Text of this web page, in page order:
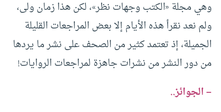
وهي مجلة «الكتب وجهات نظر»، لكن هذا زمان ولى،
ولم نعد نقرأ هذه الأيام إلا بعض المراجعات القليلة
الجميلة، إذ تعتمد كثير من الصحف على نشر ما يردها
من دور النشر من نشرات جاهزة لمراجعات الروايات!
– الجوائز..